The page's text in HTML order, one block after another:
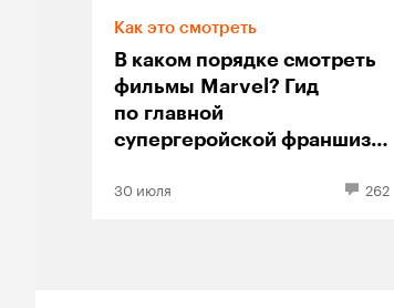
Как это смотреть
В каком порядке смотреть
фильмы Marvel? Гид
по главной
супергеройской франшизе
30 июля 262